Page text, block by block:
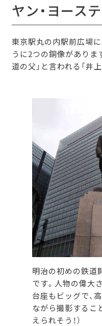
ヤン・ヨース
東京駅丸の内駅前広場
うに2つの銅像がありま
道の父」と言われる「井上
明治の初めの鉄道
です。人物の偉大
台座もビッグで、
ながら撮影するこ
えられそう！）